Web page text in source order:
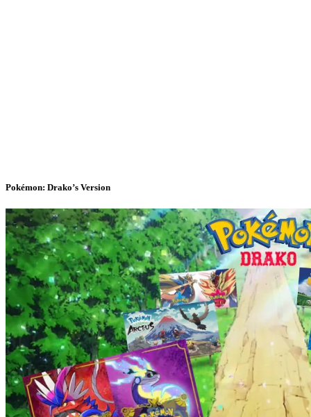
Pokémon: Drako’s Version